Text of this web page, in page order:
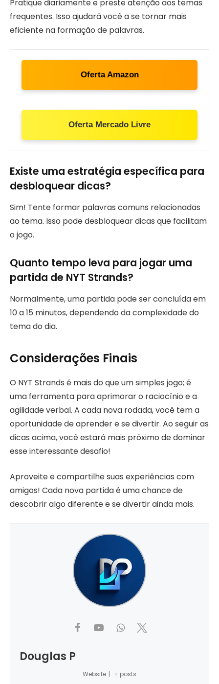
Pratique diariamente e preste atenção aos temas
frequentes. Isso ajudará você a se tornar mais
eficiente na formação de palavras.
Oferta Amazon
Oferta Mercado Livre
Existe uma estratégia específica para
desbloquear dicas?
Sim! Tente formar palavras comuns relacionadas
ao tema. Isso pode desbloquear dicas que facilitam
o jogo.
Quanto tempo leva para jogar uma
partida de NYT Strands?
Normalmente, uma partida pode ser concluída em
10 a 15 minutos, dependendo da complexidade do
tema do dia.
Considerações Finais
O NYT Strands é mais do que um simples jogo; é
uma ferramenta para aprimorar o raciocínio e a
agilidade verbal. A cada nova rodada, você tem a
oportunidade de aprender e se divertir. Ao seguir as
dicas acima, você estará mais próximo de dominar
esse interessante desafio!
Aproveite e compartilhe suas experiências com
amigos! Cada nova partida é uma chance de
descobrir algo diferente e se divertir ainda mais.
Douglas P
Website | + posts